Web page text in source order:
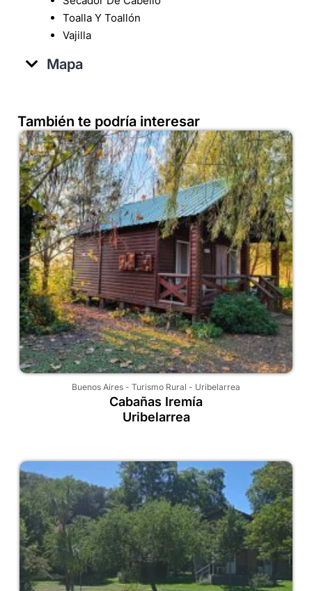
Toalla Y Toallón
Vajilla
Mapa
También te podría interesar
Buenos Aires - Turismo Rural - Uribelarrea
Cabañas Iremía
Uribelarrea